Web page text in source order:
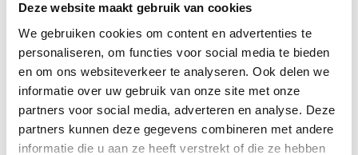
Deze website maakt gebruik van cookies
We gebruiken cookies om content en advertenties te
personaliseren, om functies voor social media te bieden
en om ons websiteverkeer te analyseren. Ook delen we
informatie over uw gebruik van onze site met onze
partners voor social media, adverteren en analyse. Deze
partners kunnen deze gegevens combineren met andere
informatie die u aan ze heeft verstrekt of die ze hebben
U kunt het glas personaliseren naar eigen wensen met een
afbeelding, logo of tekst. U kunt hiervoor onze designtool
gebruiken, waarna we het glas volgens uw eigen
gemaakte opmaaklaseren.